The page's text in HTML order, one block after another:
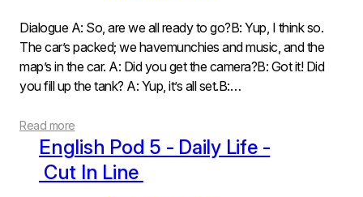
Dialogue A: So, are we all ready to go?B: Yup, I think so.
The car’s packed; we havemunchies and music, and the
map’s in the car. A: Did you get the camera?B: Got it! Did
you fill up the tank? A: Yup, it’s all set.B:…
Read more
English Pod 5 ‐ Daily Life ‐
Cut In Line